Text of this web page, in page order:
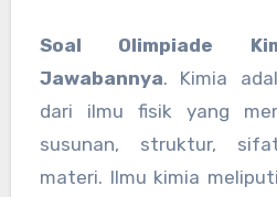
Soal Olimpiade Kimia Smp Dan
Jawabannya. Kimia
dari ilmu fisik yang
susunan, struktur,
materi. Ilmu kimia